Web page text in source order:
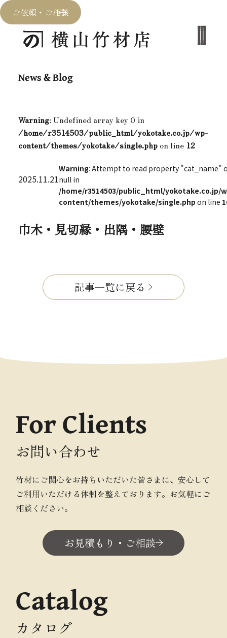
ご依頼・ご相談
News & Blog
Warning: Undefined array key 0 in
/home/r3514503/public_html/yokotake.co.jp/wp-
content/themes/yokotake/single.phpon line 12
2025.11.21
Warning: Attempt to read property "cat_name"
null in
/home/r3514503/public_html/yokotake.co.jp/
content/themes/yokotake/single.php on line
巾木・見切縁・出隅・腰壁
記事一覧に戻る
For Clients
お問い合わせ
竹材にご関心をお持ちいただいた皆さまに、安心して
ご利用いただける体制を整えております。お気軽にご
相談ください。
お見積もり・ご相談
Catalog
カタログ